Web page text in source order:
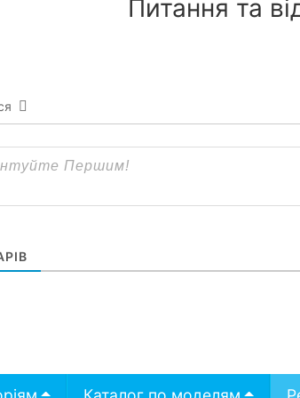
Питання та